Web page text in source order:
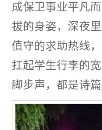
成保卫事业平凡
拔的身姿，深夜
值守的求助热线
扛起学生行李的
脚步声，都是诗